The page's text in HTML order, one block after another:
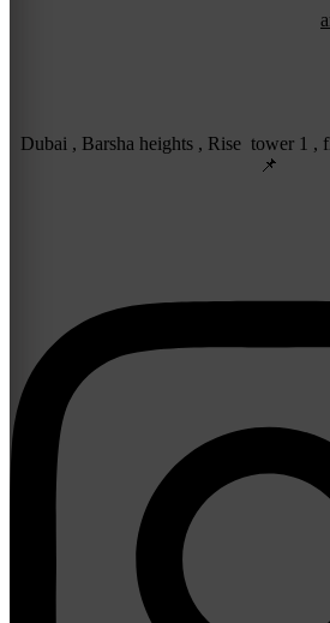
Dubai , Barsha heights , Rise tower 1 ,
📌